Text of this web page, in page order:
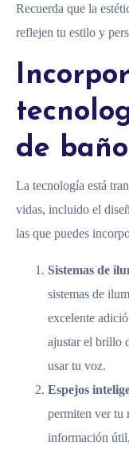
Recuerda que la
reflejen tu estilo y
de
La tecnología está
vidas, incluido el
las que puedes
Sistemas de
sistemas de
excelente
ajustar el brillo
usar tu voz.
Espejos
permiten ver tu
información